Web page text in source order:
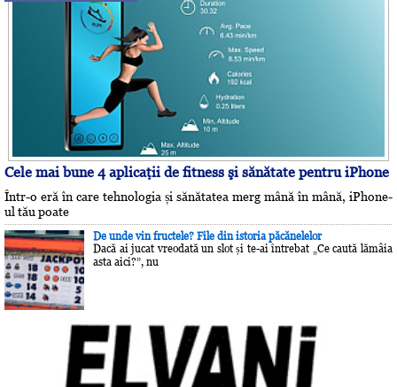
Cele mai bune 4 aplicaţii de fitness şi sănătate pentru iPhone
Într-o eră în care tehnologia și sănătatea merg mână în mână, iPhone-
ul tău poate
De unde vin fructele? File din istoria păcănelelor
Dacă ai jucat vreodată un slot și te-ai întrebat „Ce caută lămâia
asta aici?”, nu